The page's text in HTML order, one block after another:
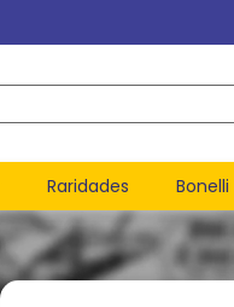
Raridades Bonelli